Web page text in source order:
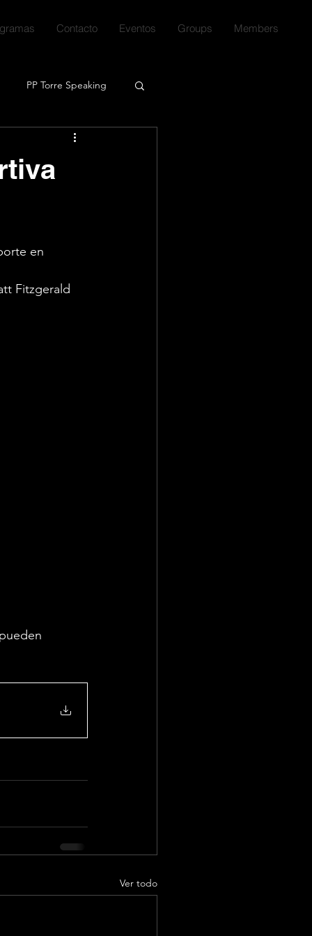
Contacto Eventos Groups Members
PP Torre Speaking
en
Fitzgerald
Ver todo